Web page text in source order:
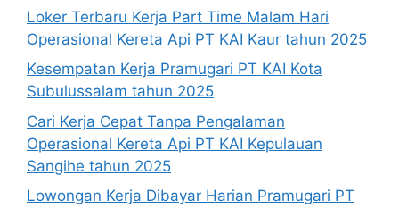
Loker Terbaru Kerja Part Time Malam Hari
Operasional Kereta Api PT KAI Kaur tahun 2025
Kesempatan Kerja Pramugari PT KAI Kota
Subulussalam tahun 2025
Cari Kerja Cepat Tanpa Pengalaman
Operasional Kereta Api PT KAI Kepulauan
Sangihe tahun 2025
Lowongan Kerja Dibayar Harian Pramugari PT